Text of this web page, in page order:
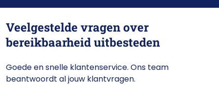
Veelgestelde vragen over
bereikbaarheid uitbesteden
Goede en snelle klantenservice. Ons team
beantwoordt al jouw klantvragen.